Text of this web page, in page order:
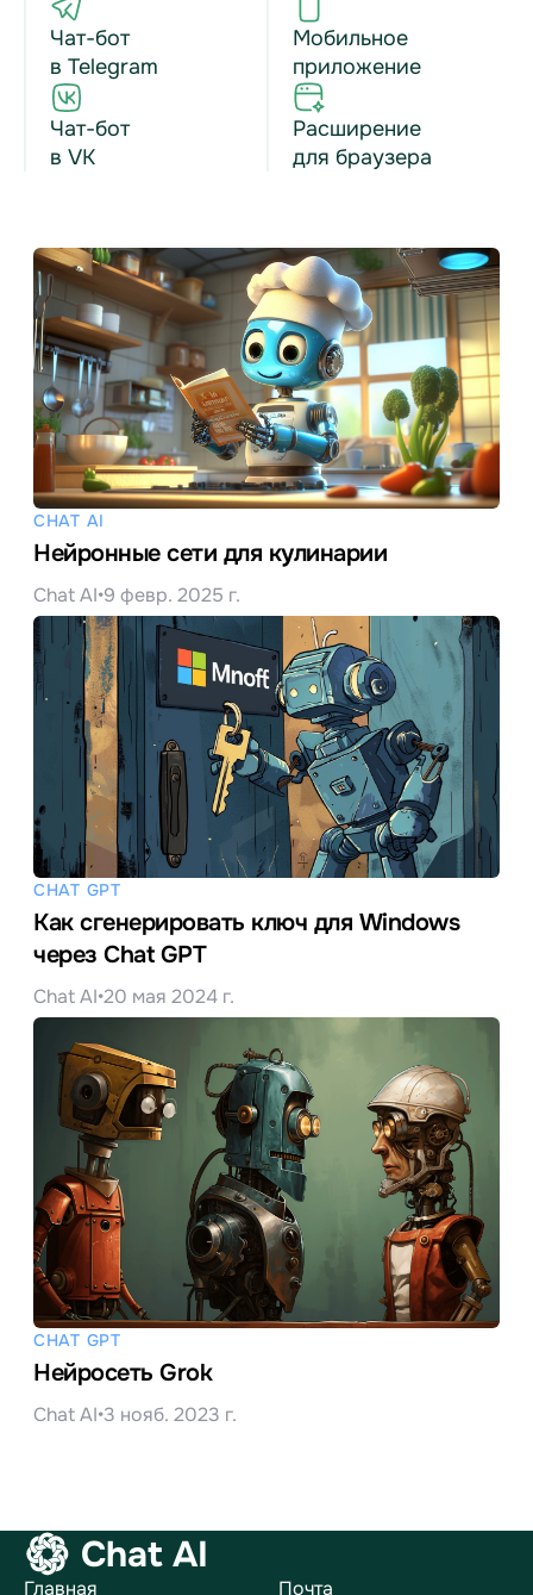
Чат-бот
в Telegram
Чат-бот
в VK
Мобильное
приложение
Расширение
для браузера
CHAT AI
Нейронные сети для кулинарии
Chat AI•9 февр. 2025 г.
CHAT GPT
Как сгенерировать ключ для Windows
через Chat GPT
Chat AI•20 мая 2024 г.
CHAT GPT
Нейросеть Grok
Chat AI•3 нояб. 2023 г.
Chat AI
Главная Почта